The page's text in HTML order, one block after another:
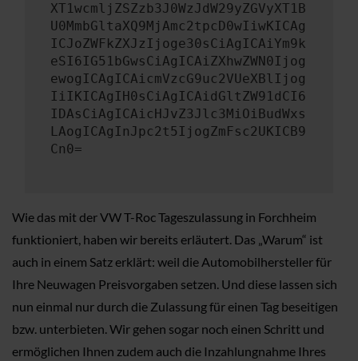
XT1wcmljZSZzb3J0WzJdW29yZGVyXT1B
U0MmbGltaXQ9MjAmc2tpcD0wIiwKICAg
ICJoZWFkZXJzIjoge30sCiAgICAiYm9k
eSI6IG51bGwsCiAgICAiZXhwZWN0Ijog
ewogICAgICAicmVzcG9uc2VUeXBlIjog
IiIKICAgIH0sCiAgICAidGltZW91dCI6
IDAsCiAgICAicHJvZ3Jlc3MiOiBudWxs
LAogICAgInJpc2t5IjogZmFsc2UKICB9
Cn0=
Wie das mit der VW T-Roc Tageszulassung in Forchheim
funktioniert, haben wir bereits erläutert. Das „Warum“ ist
auch in einem Satz erklärt: weil die Automobilhersteller für
Ihre Neuwagen Preisvorgaben setzen. Und diese lassen sich
nun einmal nur durch die Zulassung für einen Tag beseitigen
bzw. unterbieten. Wir gehen sogar noch einen Schritt und
ermöglichen Ihnen zudem auch die Inzahlungnahme Ihres